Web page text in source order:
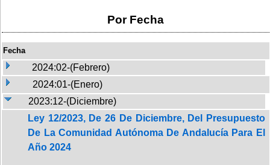
Por Fecha
Fecha
2024:02-(Febrero)
2024:01-(Enero)
2023:12-(Diciembre)
Ley 12/2023, De 26 De Diciembre, Del Presupuesto
De La Comunidad Autónoma De Andalucía Para El
Año 2024